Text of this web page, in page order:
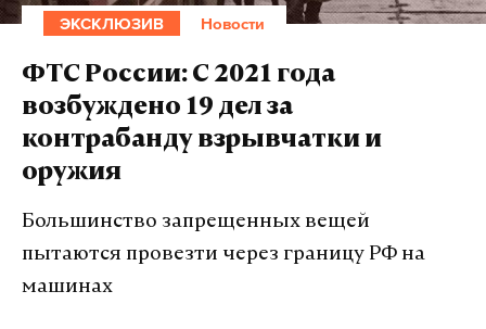
ЭКСКЛЮЗИВ Новости
ФТС России: С 2021 года
возбуждено 19 дел за
контрабанду взрывчатки и
оружия
Большинство запрещенных вещей
пытаются провезти через границу РФ на
машинах